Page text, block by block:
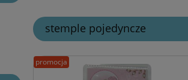
stemple pojedyncze
promocja